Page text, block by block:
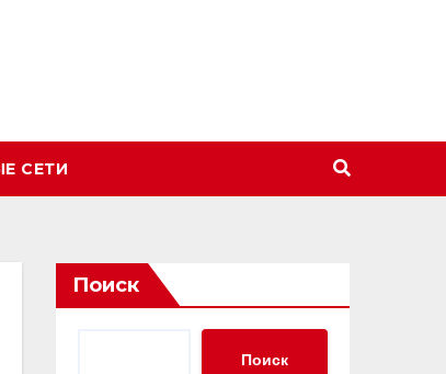
СЕТИ
Поиск
Поиск